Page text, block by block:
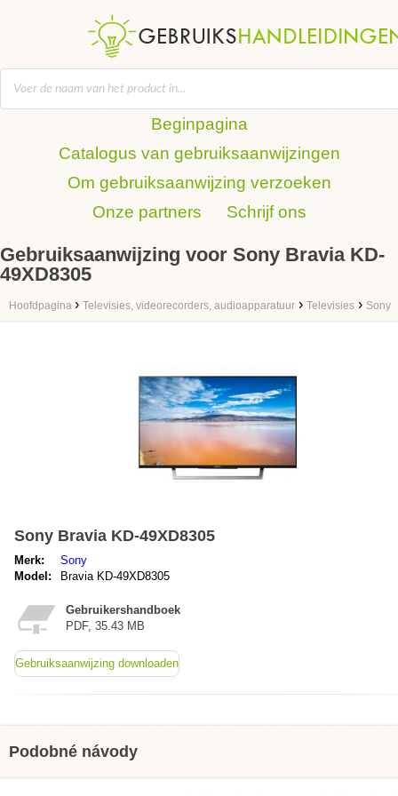
Beginpagina
Catalogus van gebruiksaanwijzingen
Om gebruiksaanwijzing verzoeken
Onze partners
Schrijf ons
Gebruiksaanwijzing voor Sony Bravia KD-
49XD8305
Hoofdpagina › Televisies, videorecorders, audioapparatuur › Televisies › Sony
Sony Bravia KD-49XD8305
Merk:
Sony
Model:
Bravia KD-49XD8305
Gebruikershandboek
PDF, 35.43 MB
Gebruiksaanwijzing downloaden
Podobné návody